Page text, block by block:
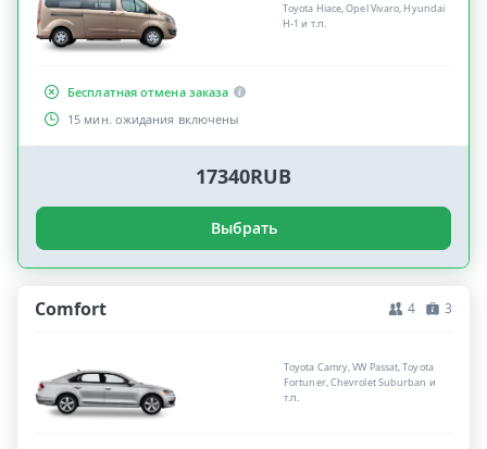
Toyota Hiace, Opel Vivaro, Hyundai
H-1 и т.п.
Бесплатная отмена заказа
15 мин. ожидания включены
17340RUB
Выбрать
Comfort 4 3
Toyota Camry, VW Passat, Toyota
Fortuner, Chevrolet Suburban и
т.п.